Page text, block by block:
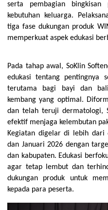
serta pembagian
kebutuhan keluarga.
tiga fase dukungan produk
memperkuat aspek edukasi
Pada tahap awal, SoKlin
edukasi tentang pentingnya
terutama bagi bayi dan
kembang yang optimal.
dan telah teruji dermatologi,
efektif menjaga kelembutan
Kegiatan digelar di lebih dari
dan Januari 2026 dengan
dan kabupaten. Edukasi
agar tetap lembut dan
dukungan produk untuk
kepada para peserta.